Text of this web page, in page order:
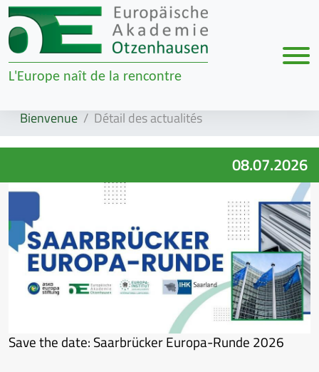
Zur Navigation springen
Zum Inhalt springen
L'Europe naît de la rencontre
Bienvenue Détail des actualités
08.07.2026
Save the date: Saarbrücker Europa-Runde 2026